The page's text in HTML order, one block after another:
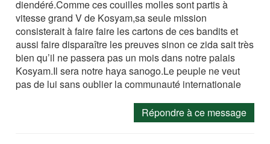
diendéré.Comme ces couilles molles sont partis à
vitesse grand V de Kosyam,sa seule mission
consisterait à faire faire les cartons de ces bandits et
aussi faire disparaître les preuves sinon ce zida sait très
bien qu’il ne passera pas un mois dans notre palais
Kosyam.Il sera notre haya sanogo.Le peuple ne veut
pas de lui sans oublier la communauté internationale
Répondre à ce message